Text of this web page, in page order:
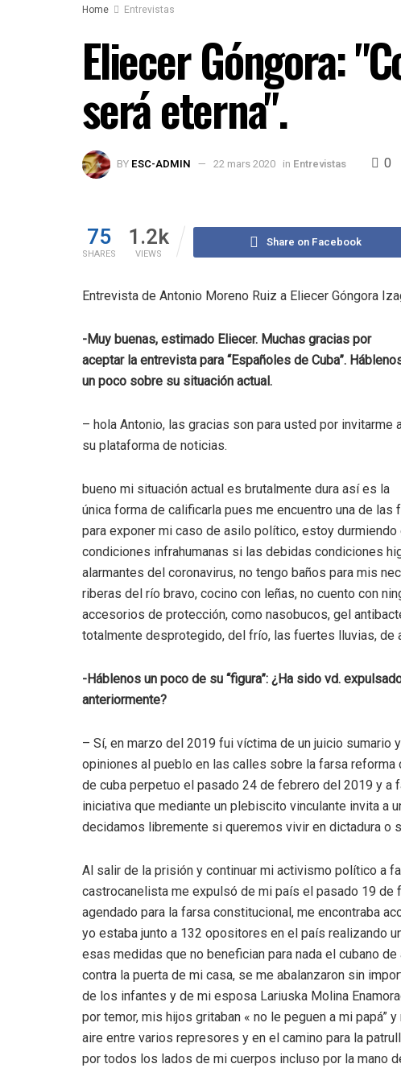
Home Entrevistas
Eliecer Góngora:
será eterna".
BY ESC-ADMIN 22 mars 2020 in Entrevistas 0
75
SHARES
1.2k
VIEWS
Share on Facebook
Entrevista de Antonio Moreno Ruiz a Eliecer Góngora
-Muy buenas, estimado Eliecer. Muchas gracias por
aceptar la entrevista para “Españoles de Cuba”.
un poco sobre su situación actual.
– hola Antonio, las gracias son para usted por invitarme
su plataforma de noticias.
bueno mi situación actual es brutalmente dura así es la
única forma de calificarla pues me encuentro una de
para exponer mi caso de asilo político, estoy durmiendo
condiciones infrahumanas si las debidas condiciones
alarmantes del coronavirus, no tengo baños para mis
riberas del río bravo, cocino con leñas, no cuento con
accesorios de protección, como nasobucos, gel
totalmente desprotegido, del frío, las fuertes lluvias, de
-Háblenos un poco de su “figura”: ¿Ha sido vd.
anteriormente?
– Sí, en marzo del 2019 fui víctima de un juicio
opiniones al pueblo en las calles sobre la farsa
de cuba perpetuo el pasado 24 de febrero del 2019 y a
iniciativa que mediante un plebiscito vinculante invita a
decidamos libremente si queremos vivir en dictadura o
Al salir de la prisión y continuar mi activismo político a
castrocanelista me expulsó de mi país el pasado 19
agendado para la farsa constitucional, me encontraba
yo estaba junto a 132 opositores en el país realizando
esas medidas que no benefician para nada el cubano
contra la puerta de mi casa, se me abalanzaron sin
de los infantes y de mi esposa Lariuska Molina
por temor, mis hijos gritaban « no le peguen a mi papá”
aire entre varios represores y en el camino para la
por todos los lados de mi cuerpos incluso por la mano